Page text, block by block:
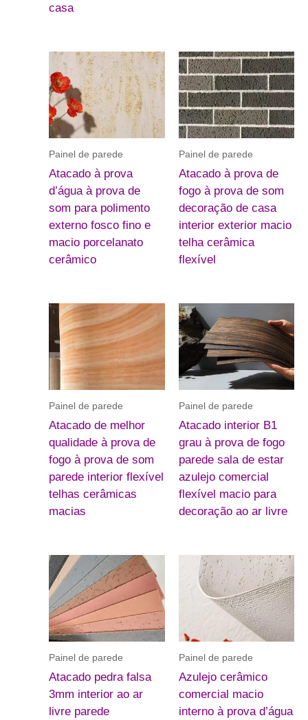
casa
Painel de parede
Atacado à prova
d’água à prova de
som para polimento
externo fosco fino e
macio porcelanato
cerâmico
Painel de parede
Atacado à prova de
fogo à prova de som
decoração de casa
interior exterior macio
telha cerâmica
flexível
Painel de parede
Atacado de melhor
qualidade à prova de
fogo à prova de som
parede interior flexível
telhas cerâmicas
macias
Painel de parede
Atacado interior B1
grau à prova de fogo
parede sala de estar
azulejo comercial
flexível macio para
decoração ao ar livre
Painel de parede
Atacado pedra falsa
3mm interior ao ar
livre parede
Painel de parede
Azulejo cerâmico
comercial macio
interno à prova d’água